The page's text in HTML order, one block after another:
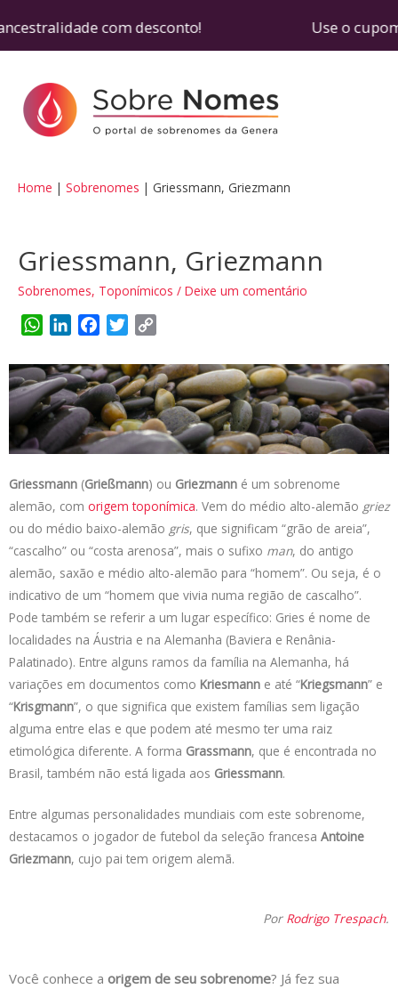
com desconto! Use o cupom
Home Sobrenomes Griessmann, Griezmann
Griessmann, Griezmann
Sobrenomes, Toponímicos / Deixe um comentário
W
a
t
s
A
p
n
k
e
d
I
c
e
b
o
o
i
t
t
e
r
p
y
L
i
n
Griessmann (Grießmann) ou Griezmann é um sobrenome
alemão, com origem toponímica. Vem do médio alto-alemão griez
ou do médio baixo-alemão gris, que significam “grão de areia”,
“cascalho” ou “costa arenosa”, mais o sufixo man, do antigo
alemão, saxão e médio alto-alemão para “homem”. Ou seja, é o
indicativo de um “homem que vivia numa região de cascalho”.
Pode também se referir a um lugar específico: Gries é nome de
localidades na Áustria e na Alemanha (Baviera e Renânia-
Palatinado). Entre alguns ramos da família na Alemanha, há
variações em documentos como Kriesmann e até “Kriegsmann” e
“Krisgmann”, o que significa que existem famílias sem ligação
alguma entre elas e que podem até mesmo ter uma raiz
etimológica diferente. A forma Grassmann, que é encontrada no
Brasil, também não está ligada aos Griessmann.
Entre algumas personalidades mundiais com este sobrenome,
destacamos o jogador de futebol da seleção francesa Antoine
Griezmann, cujo pai tem origem alemã.
Por Rodrigo Trespach.
Você conhece a origem de seu sobrenome? Já fez sua